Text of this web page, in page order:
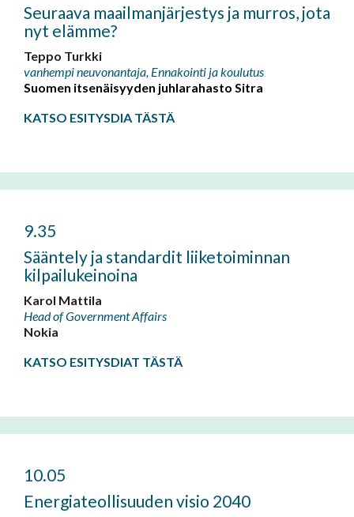
Seuraava maailmanjärjestys ja murros, jota
nyt elämme?
Teppo Turkki
vanhempi neuvonantaja, Ennakointi ja koulutus
Suomen itsenäisyyden juhlarahasto Sitra
KATSO ESITYSDIA TÄSTÄ
9.35
Sääntely ja standardit liiketoiminnan
kilpailukeinoina
Karol Mattila
Head of Government Affairs
Nokia
KATSO ESITYSDIAT TÄSTÄ
10.05
Energiateollisuuden visio 2040